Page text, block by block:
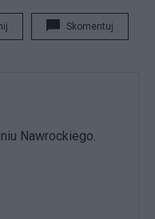
Skomentuj
Nawrockiego.